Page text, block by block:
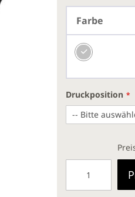
Farbe
Druckposition